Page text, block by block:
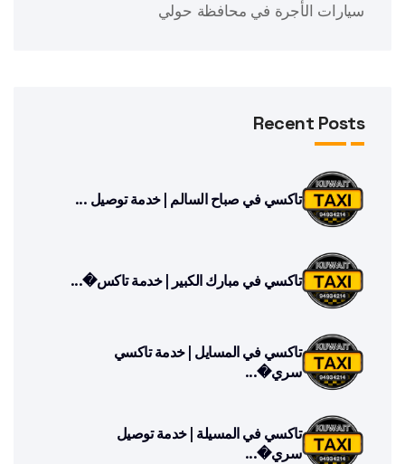
سيارات الأجرة في محافظة حولي
Recent Posts
تاكسي في صباح السالم | خدمة توصيل ...
تاكسي في مبارك الكبير | خدمة تاكس�...
تاكسي في المسايل | خدمة تاكسي
سري�...
تاكسي في المسيلة | خدمة توصيل
سري�...